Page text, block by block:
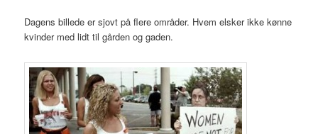
Dagens billede er sjovt på flere områder. Hvem elsker ikke kønne
kvinder med lidt til gården og gaden.